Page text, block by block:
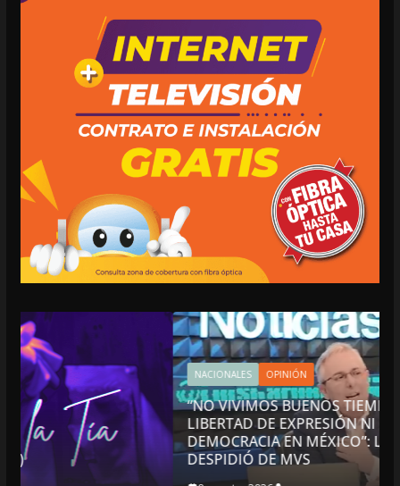
NACIONALES OPINIÓN
“NO VIVIMOS BUENOS TIEMPOS PARA LA
LIBERTAD DE EXPRESIÓN NI PARA LA
DEMOCRACIA EN MÉXICO”: LUIS CÁRDENAS; SE
DESPIDIÓ DE MVS